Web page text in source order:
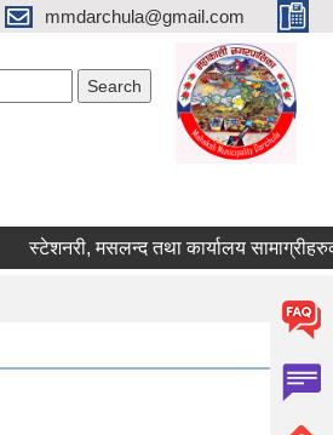
mmdarchula@gmail.com
स्टेशनरी, मसलन्द तथा कार्यालय सामाग्रीहरुको